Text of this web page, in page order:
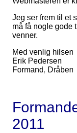
Jeg ser frem til et
må få nogle gode
venner.
Med venlig hilsen
Erik Pedersen
Formand, Dråben
2011